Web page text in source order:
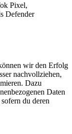
Pixel,
Defender
wir den Erfolg
nachvollziehen,
Dazu
Daten
du deren